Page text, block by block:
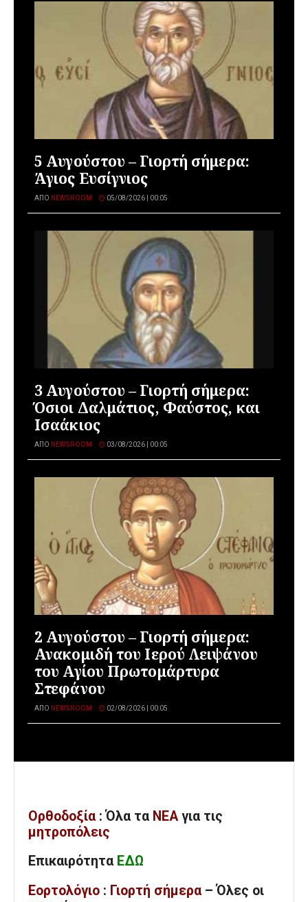
5 Αυγούστου – Γιορτή σήμερα:
Άγιος Ευσίγνιος
ΑΠΌ NEWSROOM 05/08/2026 | 00:05
3 Αυγούστου – Γιορτή σήμερα:
Όσιοι Δαλμάτιος, Φαύστος, και
Ισαάκιος
ΑΠΌ NEWSROOM 03/08/2026 | 00:05
2 Αυγούστου – Γιορτή σήμερα:
Ανακομιδή του Ιερού Λειψάνου
του Αγίου Πρωτομάρτυρα
Στεφάνου
ΑΠΌ NEWSROOM 02/08/2026 | 00:05
Ορθοδοξία : Όλα τα ΝΕΑ για τις
μητροπόλεις
Επικαιρότητα ΕΔΩ
Εορτολόγιο : Γιορτή σήμερα – Όλες οι